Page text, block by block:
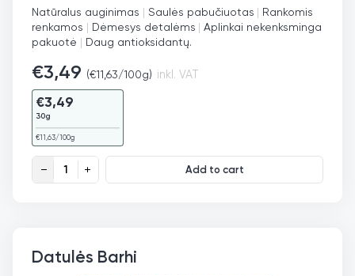
Natūralus auginimas | Saulės pabučiuotas | Rankomis
renkamos | Dėmesys detalėms | Aplinkai nekenksminga
pakuotė | Daug antioksidantų.
€3,49 (€11,63/100g) inkl. VAT
€3,49
30g
€11,63/100g
Kardamonas žalias Premium quantity
Add to cart
Datulės Barhi